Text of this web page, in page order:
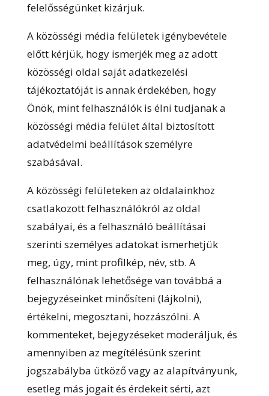
felelősségünket kizárjuk.
A közösségi média felületek igénybevétele
előtt kérjük, hogy ismerjék meg az adott
közösségi oldal saját adatkezelési
tájékoztatóját is annak érdekében, hogy
Önök, mint felhasználók is élni tudjanak a
közösségi média felület által biztosított
adatvédelmi beállítások személyre
szabásával.
A közösségi felületeken az oldalainkhoz
csatlakozott felhasználókról az oldal
szabályai, és a felhasználó beállításai
szerinti személyes adatokat ismerhetjük
meg, úgy, mint profilkép, név, stb. A
felhasználónak lehetősége van továbbá a
bejegyzéseinket minősíteni (lájkolni),
értékelni, megosztani, hozzászólni. A
kommenteket, bejegyzéseket moderáljuk, és
amennyiben az megítélésünk szerint
jogszabályba ütköző vagy az alapítványunk,
esetleg más jogait és érdekeit sérti, azt